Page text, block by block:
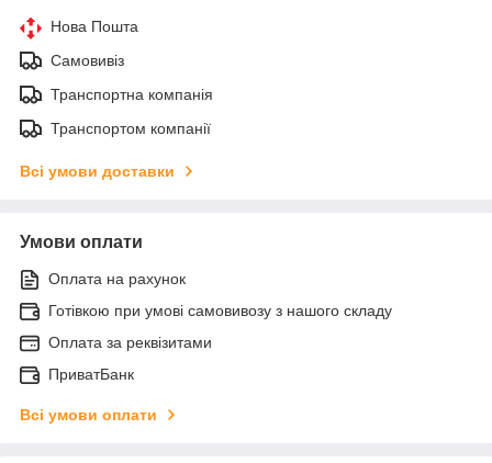
Нова Пошта
Самовивіз
Транспортна компанія
Транспортом компанії
Всі умови доставки
Умови оплати
Оплата на рахунок
Готівкою при умові самовивозу з нашого складу
Оплата за реквізитами
ПриватБанк
Всі умови оплати